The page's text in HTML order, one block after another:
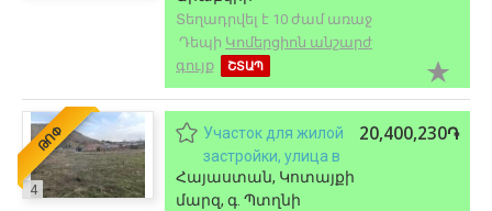
Տեղադրվել է 10 ժամ առաջ
Դեպի Կոմերցիոն անշարժ
գույք
ՇՏԱՊ
ԹՈՓ
4
Участок для жилой
застройки, улица в
Птгни, 780 кв.м.
Հայաստան, Կոտայքի
մարզ, գ. Պտղնի
20,400,230֏